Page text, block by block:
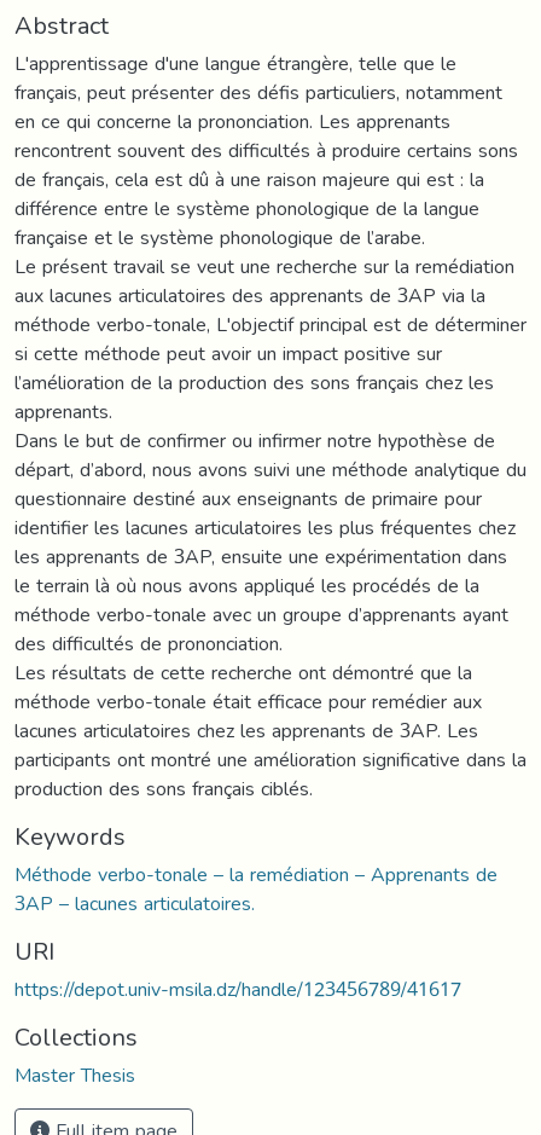
Abstract
L'apprentissage d'une langue étrangère, telle que le
français, peut présenter des défis particuliers, notamment
en ce qui concerne la prononciation. Les apprenants
rencontrent souvent des difficultés à produire certains sons
de français, cela est dû à une raison majeure qui est : la
différence entre le système phonologique de la langue
française et le système phonologique de l’arabe.
Le présent travail se veut une recherche sur la remédiation
aux lacunes articulatoires des apprenants de 3AP via la
méthode verbo-tonale, L'objectif principal est de déterminer
si cette méthode peut avoir un impact positive sur
l’amélioration de la production des sons français chez les
apprenants.
Dans le but de confirmer ou infirmer notre hypothèse de
départ, d’abord, nous avons suivi une méthode analytique du
questionnaire destiné aux enseignants de primaire pour
identifier les lacunes articulatoires les plus fréquentes chez
les apprenants de 3AP, ensuite une expérimentation dans
le terrain là où nous avons appliqué les procédés de la
méthode verbo-tonale avec un groupe d’apprenants ayant
des difficultés de prononciation.
Les résultats de cette recherche ont démontré que la
méthode verbo-tonale était efficace pour remédier aux
lacunes articulatoires chez les apprenants de 3AP. Les
participants ont montré une amélioration significative dans la
production des sons français ciblés.
Keywords
Méthode verbo-tonale – la remédiation – Apprenants de
3AP – lacunes articulatoires.
URI
https://depot.univ-msila.dz/handle/123456789/41617
Collections
Master Thesis